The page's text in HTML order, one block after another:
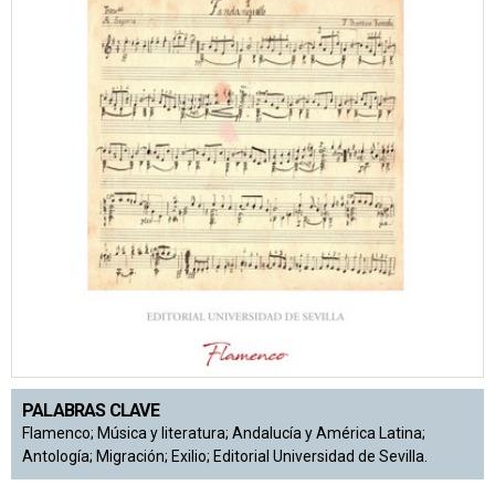
PALABRAS CLAVE
Flamenco; Música y literatura; Andalucía y América Latina;
Antología; Migración; Exilio; Editorial Universidad de Sevilla.